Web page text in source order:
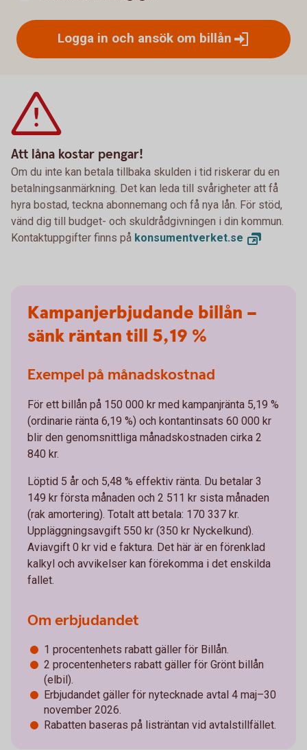
Logga in och ansök om billån
Att låna kostar pengar!
Om du inte kan betala tillbaka skulden i tid riskerar du en
betalningsanmärkning. Det kan leda till svårigheter att få
hyra bostad, teckna abonnemang och få nya lån. För stöd,
vänd dig till budget- och skuldrådgivningen i din kommun.
Kontaktuppgifter finns på konsumentverket.se
Kampanjerbjudande billån –
sänk räntan till 5,19 %
Exempel på månadskostnad
För ett billån på 150 000 kr med kampanjränta 5,19 %
(ordinarie ränta 6,19 %) och kontantinsats 60 000 kr
blir den genomsnittliga månadskostnaden cirka 2
840 kr.
Löptid 5 år och 5,48 % effektiv ränta. Du betalar 3
149 kr första månaden och 2 511 kr sista månaden
(rak amortering). Totalt att betala: 170 337 kr.
Uppläggningsavgift 550 kr (350 kr Nyckelkund).
Aviavgift 0 kr vid e faktura. Det här är en förenklad
kalkyl och avvikelser kan förekomma i det enskilda
fallet.
Om erbjudandet
1 procentenhets rabatt gäller för Billån.
2 procentenheters rabatt gäller för Grönt billån
(elbil).
Erbjudandet gäller för nytecknade avtal 4 maj–30
november 2026.
Rabatten baseras på listräntan vid avtalstillfället.